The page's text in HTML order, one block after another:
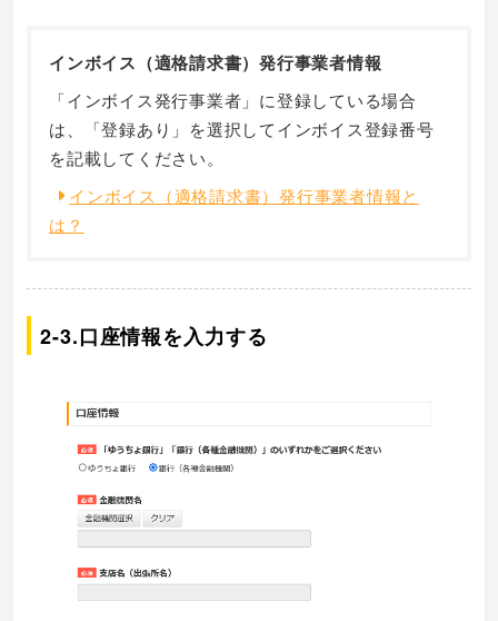
インボイス（適格請求書）発行事業者情報
「インボイス発行事業者」に登録している場合
は、「登録あり」を選択してインボイス登録番号
を記載してください。
インボイス（適格請求書）発行事業者情報と
は？
2-3.口座情報を入力する